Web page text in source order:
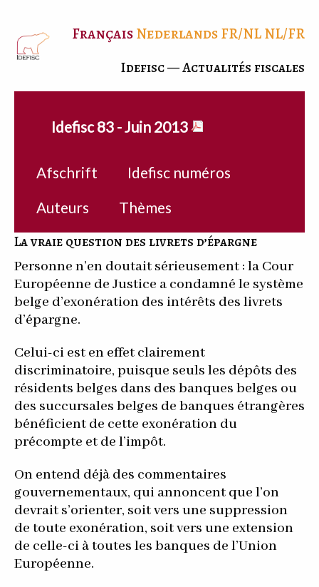
FrançaisNederlandsFR/NLNL/FR
Idefisc — Actualités fiscales
Idefisc 83 - Juin 2013
Afschrift
Idefisc numéros
Auteurs
Thèmes
La vraie question des livrets d’épargne
Personne n’en doutait sérieusement : la Cour
Européenne de Justice a condamné le système
belge d’exonération des intérêts des livrets
d’épargne.
Celui-ci est en effet clairement
discriminatoire, puisque seuls les dépôts des
résidents belges dans des banques belges ou
des succursales belges de banques étrangères
bénéficient de cette exonération du
précompte et de l’impôt.
On entend déjà des commentaires
gouvernementaux, qui annoncent que l’on
devrait s’orienter, soit vers une suppression
de toute exonération, soit vers une extension
de celle-ci à toutes les banques de l’Union
Européenne.